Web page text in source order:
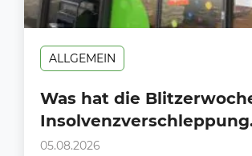
ALLGEMEIN
Was hat die
Insolvenzverschleppung
gemeinsam?
05.08.2026